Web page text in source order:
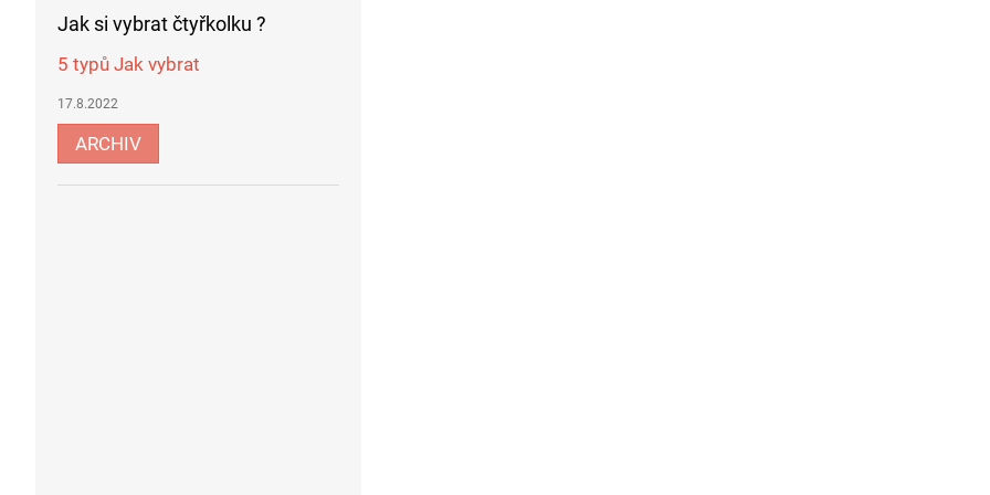
Jak si vybrat čtyřkolku ?
5 typů Jak vybrat
17.8.2022
ARCHIV